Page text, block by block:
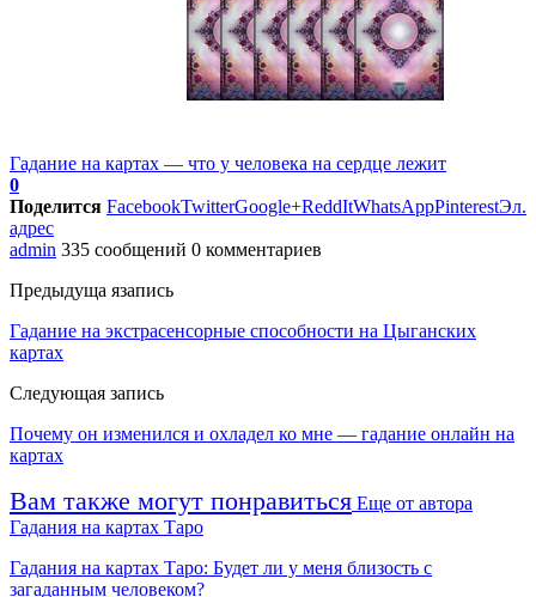
Гадание на картах — что у человека на сердце лежит
0
Поделится FacebookTwitterGoogle+ReddItWhatsAppPinterestЭл.
адрес
admin 335 сообщений 0 комментариев
Предыдуща язапись
Гадание на экстрасенсорные способности на Цыганских
картах
Следующая запись
Почему он изменился и охладел ко мне — гадание онлайн на
картах
Вам также могут понравиться Еще от автора
Гадания на картах Таро
Гадания на картах Таро: Будет ли у меня близость с
загаданным человеком?